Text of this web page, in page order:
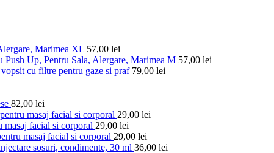
Marimea XL 57,00 lei
Push Up, Pentru Sala, Alergare, Marimea M 57,00 lei
cu filtre pentru gaze si praf 79,00 lei
82,00 lei
masaj facial si corporal 29,00 lei
masaj facial si corporal 29,00 lei
masaj facial si corporal 29,00 lei
sosuri, condimente, 30 ml 36,00 lei